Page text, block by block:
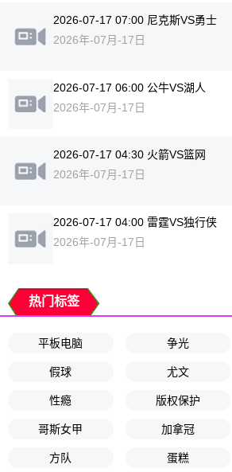
2026-07-17 07:00 尼克斯VS勇士
2026年-07月-17日
2026-07-17 06:00 公牛VS湖人
2026年-07月-17日
2026-07-17 04:30 火箭VS篮网
2026年-07月-17日
2026-07-17 04:00 雷霆VS独行侠
2026年-07月-17日
热门标签
平板电脑 争光
假球 尤文
性瘾 版权保护
哥斯女甲 加拿冠
方队 蛋糕